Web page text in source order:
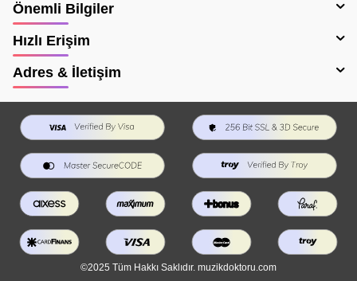
Önemli Bilgiler
Hızlı Erişim
Adres & İletişim
©2025 Tüm Hakkı Saklıdır. muzikdoktoru.com